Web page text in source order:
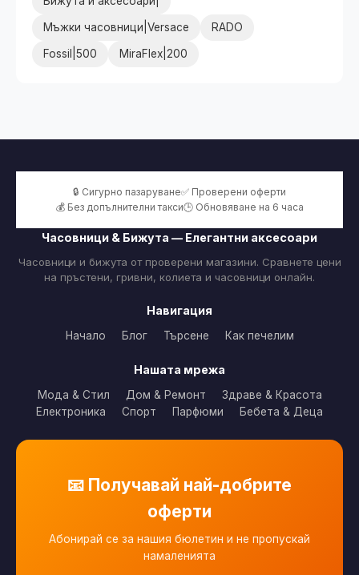
Мъжки часовници|Versace RADO
Fossil|500 MiraFlex|200
🔒 Сигурно пазаруване✅ Проверени оферти
💰 Без допълнителни такси🕒 Обновяване на 6 часа
Часовници & Бижута — Елегантни аксесоари
Часовници и бижута от проверени магазини. Сравнете цени
на пръстени, гривни, колиета и часовници онлайн.
Навигация
Начало Блог Търсене Как печелим
Нашата мрежа
Мода & Стил Дом & Ремонт
Здраве & Красота
Електроника
Спорт Парфюми Бебета & Деца
📧 Получавай най-добрите
оферти
Абонирай се за нашия бюлетин и не пропускай
намаленията